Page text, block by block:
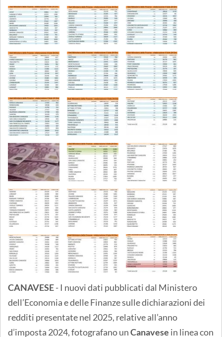
CANAVESE- I nuovi dati pubblicati dal Ministero
dell’Economia e delle Finanze sulle dichiarazioni dei
redditi presentate nel 2025, relative all’anno
d’imposta 2024, fotografano unCanavese in linea con